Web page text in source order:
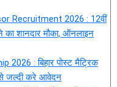
Recruitment 2026 : 12वीं
शानदार मौका, ऑनलाइन
: बिहार पोस्ट मैट्रिक
जल्दी करे आवेदन